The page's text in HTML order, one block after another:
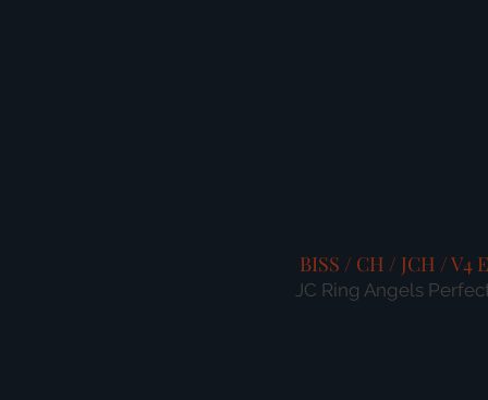
BISS / CH / JCH / V4
JC Ring Angels